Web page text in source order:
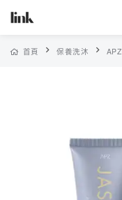
首頁 保養洗沐 APZ